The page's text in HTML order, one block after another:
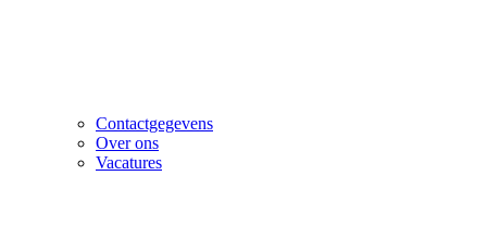
Contactgegevens
Over ons
Vacatures